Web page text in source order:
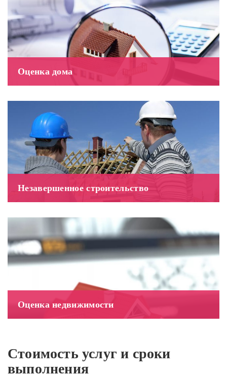
Оценка дома
Незавершенное строительство
Оценка недвижимости
Стоимость услуг и сроки
выполнения